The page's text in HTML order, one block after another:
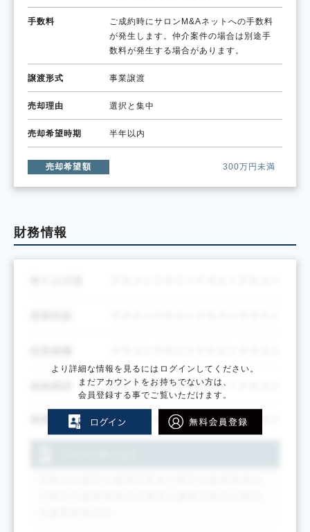
手数料
ご成約時にサロンM&Aネットへの手数料
が発生します。仲介案件の場合は別途手
数料が発生する場合があります。
譲渡形式 事業譲渡
売却理由 選択と集中
売却希望時期 半年以内
売却希望額 300万円未満
財務情報
より詳細な情報を見るにはログインしてください。
まだアカウントをお持ちでない方は、
会員登録する事でご覧いただけます。